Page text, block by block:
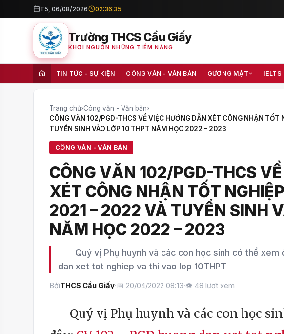
T5, 06/08/2026 02:36:36
Trường THCS Cầu Giấy
KHƠI NGUỒN NHỮNG TIỀM NĂNG
TIN TỨC - SỰ KIỆN CÔNG VĂN - VĂN BẢN GƯƠNG MẶT IELTS
Trang chủ›Công văn - Văn bản›
CÔNG VĂN 102/PGD-THCS VỀ VIỆC HƯỚNG DẪN XÉT CÔNG NHẬN
TUYỂN SINH VÀO LỚP 10 THPT NĂM HỌC 2022 – 2023
CÔNG VĂN - VĂN BẢN
CÔNG VĂN 102/PGD-THCS
XÉT CÔNG NHẬN TỐT
2021 – 2022 VÀ TUYỂN SINH
NĂM HỌC 2022 – 2023
Quý vị Phụ huynh và các con học sinh có thể xem
dan xet tot nghiep va thi vao lop 10THPT
BởiTHCS Cầu Giấy·📅 20/04/2022 08:13·👁 48 lượt xem
Quý vị Phụ huynh và các con học